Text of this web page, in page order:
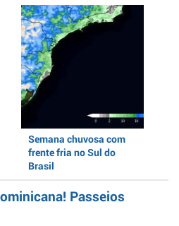
Semana chuvosa com
frente fria no Sul do
Brasil
Passeios